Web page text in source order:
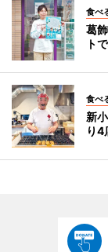
食べ
葛
ト
食べ
新
り4